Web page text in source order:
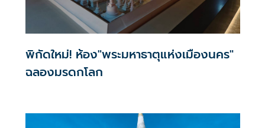
พิกัดใหม่! ห้อง"พระมหาธาตุแห่งเมืองนคร"
ฉลองมรดกโลก